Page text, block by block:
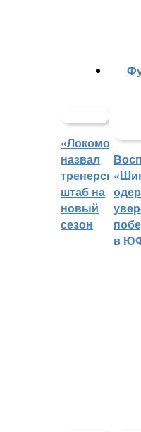
«Локомотив»
назвал
тренерский
штаб на
новый
сезон
в